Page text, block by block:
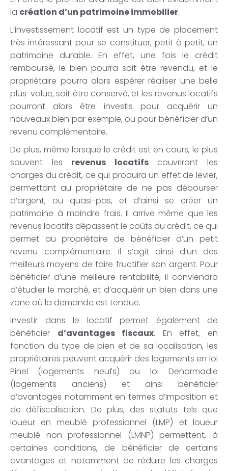
la création d’un patrimoine immobilier.
L’investissement locatif est un type de placement
très intéressant pour se constituer, petit à petit, un
patrimoine durable. En effet, une fois le crédit
remboursé, le bien pourra soit être revendu, et le
propriétaire pourra alors espérer réaliser une belle
plus-value, soit être conservé, et les revenus locatifs
pourront alors être investis pour acquérir un
nouveaux bien par exemple, ou pour bénéficier d’un
revenu complémentaire.
De plus, même lorsque le crédit est en cours, le plus
souvent les revenus locatifscouvriront les
charges du crédit, ce qui produira un effet de levier,
permettant au propriétaire de ne pas débourser
d’argent, ou quasi-pas, et d’ainsi se créer un
patrimoine à moindre frais. Il arrive même que les
revenus locatifs dépassent le coûts du crédit, ce qui
permet au propriétaire de bénéficier d’un petit
revenu complémentaire. Il s’agit ainsi d’un des
meilleurs moyens de faire fructifier son argent. Pour
bénéficier d’une meilleure rentabilité, il conviendra
d’étudier le marché, et d’acquérir un bien dans une
zone où la demande est tendue.
Investir dans le locatif permet également de
bénéficier d’avantages fiscaux. En effet, en
fonction du type de bien et de sa localisation, les
propriétaires peuvent acquérir des logements en loi
Pinel (logements neufs) ou loi Denormadie
(logements anciens) et ainsi bénéficier
d’avantages notamment en termes d’imposition et
de défiscalisation. De plus, des statuts tels que
loueur en meublé professionnel (LMP) et loueur
meublé non professionnel (LMNP) permettent, à
certaines conditions, de bénéficier de certains
avantages et notamment de réduire les charges